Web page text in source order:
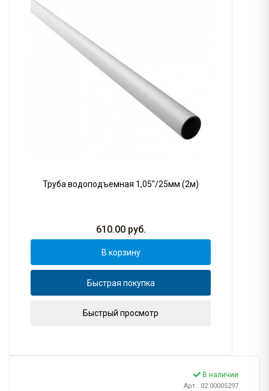
Труба водоподъемная 1,05"/25мм (2м)
610.00руб.
В корзину
Быстрая покупка
Быстрый просмотр
В наличии
Арт.: 02.00005297